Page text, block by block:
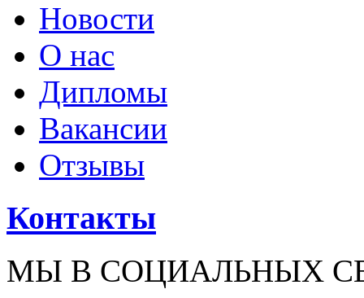
Новости
О нас
Дипломы
Вакансии
Отзывы
Контакты
МЫ В СОЦИАЛЬНЫХ